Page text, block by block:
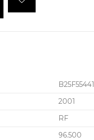
B25F55441
2001
RF
96.500